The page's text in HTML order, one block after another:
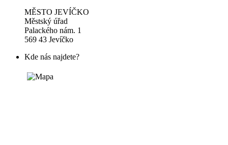
MĚSTO JEVÍČKO
Městský úřad
Palackého nám. 1
569 43 Jevíčko
Kde nás najdete?